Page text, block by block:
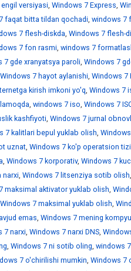
versiyasi, Windows 7 Express,
faqat bitta tildan qochadi, windows 7
7 flesh-diskda, Windows 7 flesh-
7 fon rasmi, windows 7
7 gde xranyatsya paroli, Windows 7
Windows 7 hayot aylanishi, Windows 7
kirish imkoni yo'q, Windows 7
, windows 7 iso, Windows 7
kashfiyoti, Windows 7 jurnal
7 kalitlari bepul yuklab olish,
uznat, Windows 7 ko'p operatsion
, Windows 7 korporativ, Windows 7
narxi, Windows 7 litsenziya sotib olish,
maksimal aktivator yuklab olish,
Windows 7 maksimal yuklab olish,
emas, Windows 7 mening
7 narxi, Windows 7 narxi DNS,
, Windows 7 ni sotib oling, windows
7 o'chirilishi mumkin, Windows 7